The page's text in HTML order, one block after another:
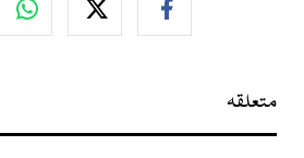
متعلقہ